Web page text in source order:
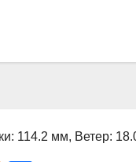
114.2 мм, Ветер: